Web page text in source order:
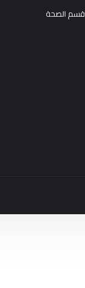
قسم الصحة